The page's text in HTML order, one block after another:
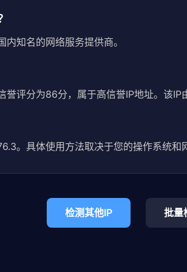
知名的网络服务提供商。
誉评分为86分，属于高信誉IP地址。该
。具体使用方法取决于您的操作系统和
检测其他IP 批量